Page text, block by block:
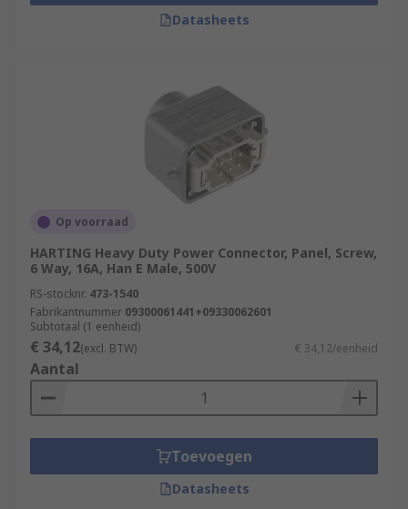
Datasheets
Op voorraad
HARTING Heavy Duty Power Connector, Panel, Screw,
6 Way, 16A, Han E Male, 500V
RS-stocknr. 473-1540
Fabrikantnummer 09300061441+09330062601
Subtotaal (1 eenheid)
€ 34,12(excl. BTW) € 34,12/eenheid
Aantal
Toevoegen
Datasheets